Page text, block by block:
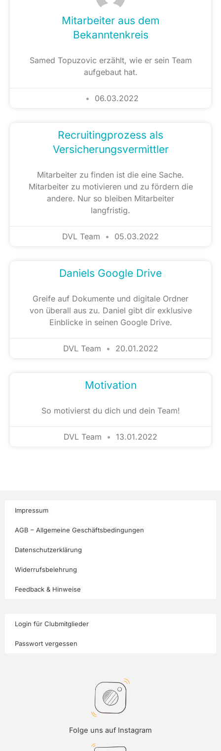
Mitarbeiter aus dem
Bekanntenkreis
Samed Topuzovic erzählt, wie er sein Team
aufgebaut hat.
06.03.2022
Recruitingprozess als
Versicherungsvermittler
Mitarbeiter zu finden ist die eine Sache.
Mitarbeiter zu motivieren und zu fördern die
andere. Nur so bleiben Mitarbeiter
langfristig.
DVL Team 05.03.2022
Daniels Google Drive
Greife auf Dokumente und digitale Ordner
von überall aus zu. Daniel gibt dir exklusive
Einblicke in seinen Google Drive.
DVL Team 20.01.2022
Motivation
So motivierst du dich und dein Team!
DVL Team 13.01.2022
Impressum
AGB – Allgemeine Geschäftsbedingungen
Datenschutzerklärung
Widerrufsbelehrung
Feedback & Hinweise
Login für Clubmitglieder
Passwort vergessen
Folge uns auf Instagram